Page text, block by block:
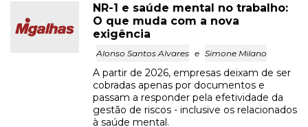
NR-1 e saúde mental no trabalho:
O que muda com a nova
exigência
Alonso Santos Alvares e Simone Milano
A partir de 2026, empresas deixam de ser
cobradas apenas por documentos e
passam a responder pela efetividade da
gestão de riscos - inclusive os relacionados
à saúde mental.